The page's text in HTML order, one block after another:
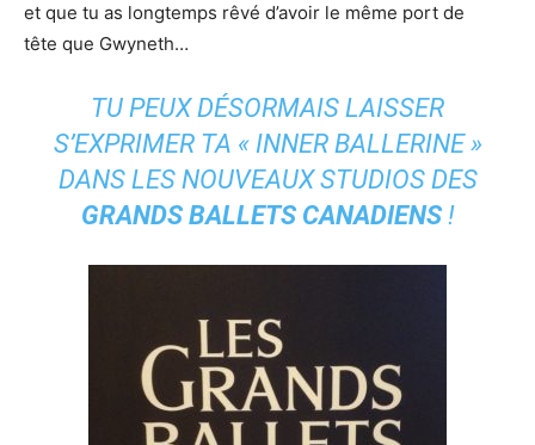
et que tu as longtemps rêvé d’avoir le même port de
tête que Gwyneth…
TU PEUX DÉSORMAIS LAISSER
S’EXPRIMER TA « INNER BALLERINE »
DANS LES NOUVEAUX STUDIOS DES
GRANDS BALLETS CANADIENS!